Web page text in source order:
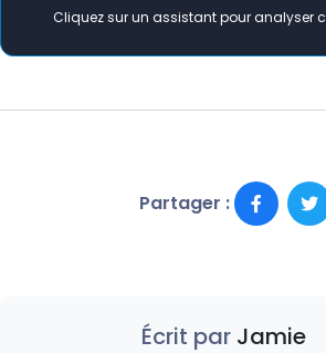
Cliquez sur un assistant pour analyser
Partager :
Écrit par Jamie